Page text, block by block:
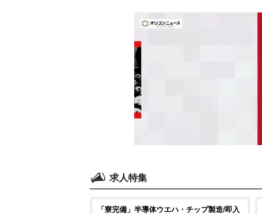
求人特集
「寮完備」半導体ウエハ・チップ製造/即入